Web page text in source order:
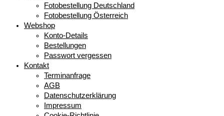
Fotobestellung Deutschland
Fotobestellung Österreich
Webshop
Konto-Details
Bestellungen
Passwort vergessen
Kontakt
Terminanfrage
AGB
Datenschutzerklärung
Impressum